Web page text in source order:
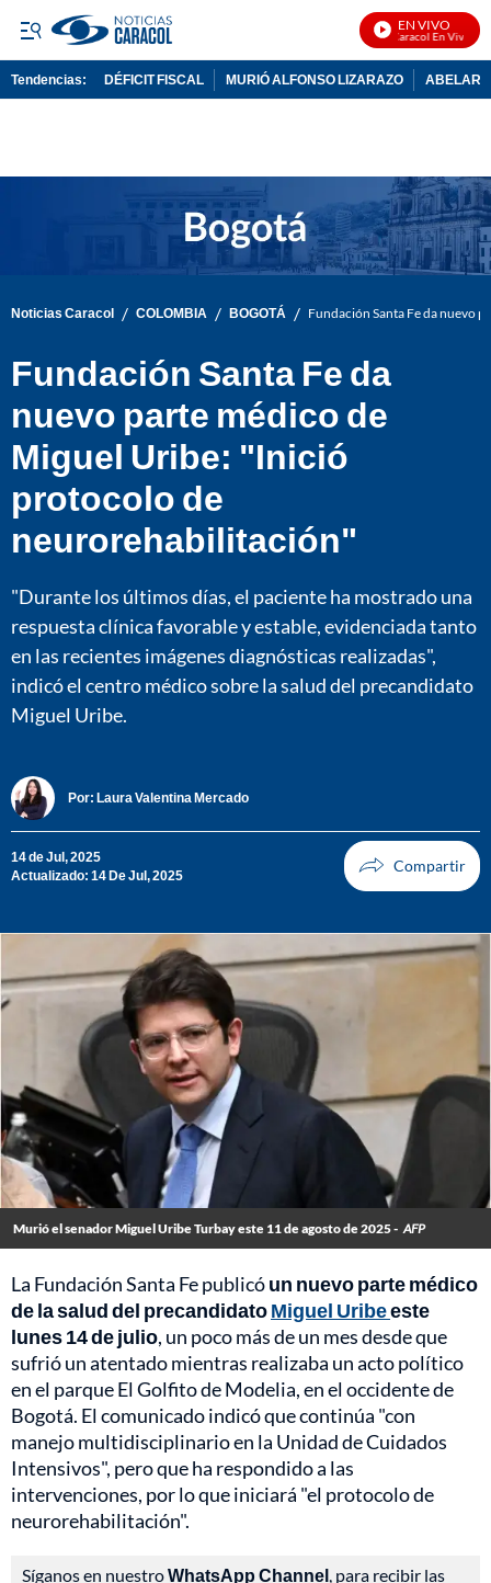
EN VIVO
Noticias Caracol En Vivo
Tendencias: DÉFICIT FISCAL MURIÓ ALFONSO LIZARAZO
Noticias Caracol / COLOMBIA / BOGOTÁ / Fundación Santa Fe da nuevo
Fundación Santa Fe da
nuevo parte médico de
Miguel Uribe: "Inició
protocolo de
neurorehabilitación"
"Durante los últimos días, el paciente ha mostrado una
respuesta clínica favorable y estable, evidenciada tanto
en las recientes imágenes diagnósticas realizadas",
indicó el centro médico sobre la salud del precandidato
Miguel Uribe.
Por: Laura Valentina Mercado
14 de Jul, 2025
Actualizado: 14 De Jul, 2025
Murió el senador Miguel Uribe Turbay este 11 de agosto de 2025 - AFP
La Fundación Santa Fe publicóun nuevo parte médico
de la salud del precandidatoMiguel Uribeeste
lunes 14 de julio, un poco más de un mes desde que
sufrió un atentado mientras realizaba un acto político
en el parque El Golfito de Modelia, en el occidente de
Bogotá. El comunicado indicó que continúa "con
manejo multidisciplinario en la Unidad de Cuidados
Intensivos", pero que ha respondido a las
intervenciones, por lo que iniciará "el protocolo de
neurorehabilitación".
Síganos en nuestroWhatsApp Channel, para recibir las